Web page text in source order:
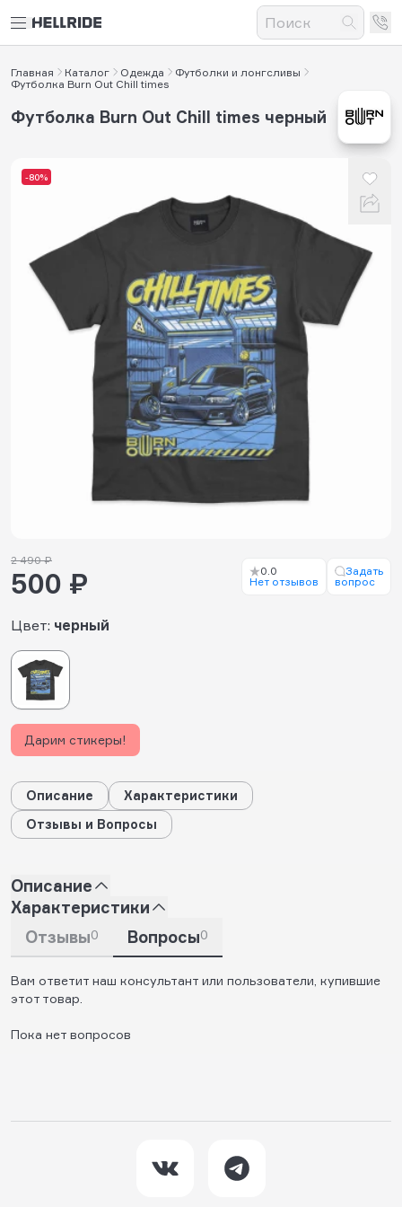
Главная Каталог Одежда
Футболки и лонгсливы
Футболка Burn Out Chill times
-80%
Футболка Burn Out Chill times черный
Цвет: черный
2 490 ₽
500 ₽
0.0
Нет отзывов
Задать
вопрос
Дарим стикеры!
Описание
Характеристики
Отзывы и Вопросы
Описание
Характеристики
Отзывы0 Вопросы0
Вам ответит наш консультант или пользователи, купившие
этот товар.
Пока нет вопросов